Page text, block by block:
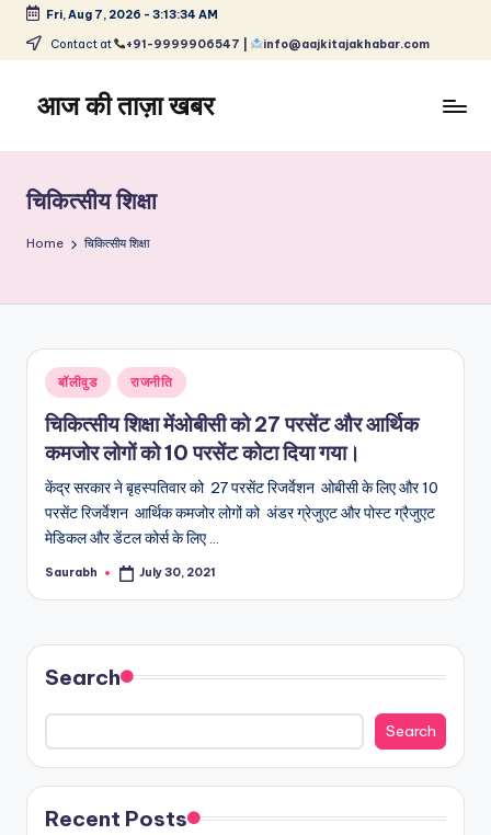
Skip
content
Fri, Aug 7, 2026 - 3:13:34 AM
Contact at +91-9999906547 | info@aajkitajakhabar.com
आज की ताज़ा खबर
ताज़ा
समाचार
–
और
विश्व
चिकित्सीय शिक्षा
Home चिकित्सीय शिक्षा
Posted
in
बॉलीवुड राजनीति
चिकित्सीय शिक्षा मेंओबीसी को 27 परसेंट और आर्थिक
कमजोर लोगों को 10 परसेंट कोटा दिया गया।
केंद्र सरकार ने बृहस्पतिवार को 27 परसेंट रिजर्वेशन ओबीसी के लिए और 10
परसेंट रिजर्वेशन आर्थिक कमजोर लोगों को अंडर ग्रेजुएट और पोस्ट ग्रैजुएट
मेडिकल और डेंटल कोर्स के लिए …
Posted
Saurabh July 30, 2021
Search
Search
Recent Posts